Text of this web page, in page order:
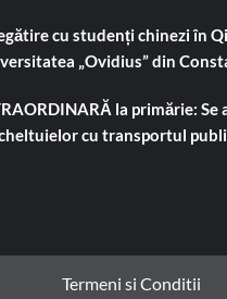
cu studenți chinezi în
„Ovidius” din
la primărie: Se
cu transportul
Termeni si Conditii